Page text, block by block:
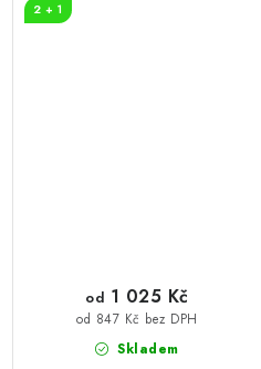
2 + 1
Skladem
od 847 Kč bez DPH
od 1 025 Kč